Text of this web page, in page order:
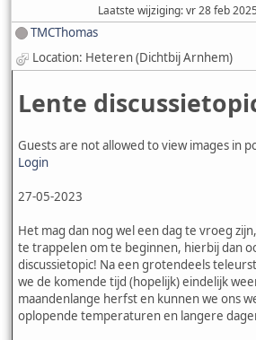
Laatste wijziging: vr 28 feb
TMCThomas
Location: Heteren (Dichtbij Arnhem)
Lente
Guests are not allowed to view images in
Login
27-05-2023
Het mag dan nog wel een dag te vroeg
te trappelen om te beginnen, hierbij dan
discussietopic! Na een grotendeels
we de komende tijd (hopelijk) eindelijk
maandenlange herfst en kunnen we ons
oplopende temperaturen en langere